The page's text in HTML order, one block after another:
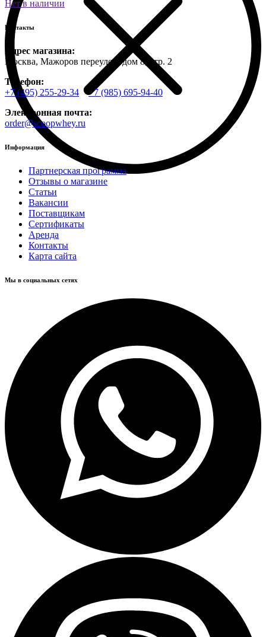
Нет в наличии
Контакты
Адрес магазина:
Москва, Мажоров переулок, дом 8, стр. 2
Телефон:
+7 (495) 255-29-34
+7 (985) 695-94-40
Электронная почта:
order@scoopwhey.ru
Информация
Партнерская программа
Отзывы о магазине
Статьи
Вакансии
Поставщикам
Сертификаты
Аренда
Контакты
Карта сайта
Мы в социальных сетях